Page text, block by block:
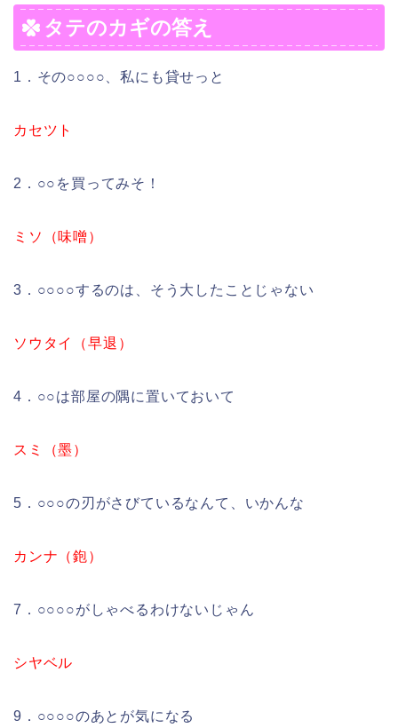
タテのカギの答え
1．その○○○○、私にも貸せっと
カセツト
2．○○を買ってみそ！
ミソ（味噌）
3．○○○○するのは、そう大したことじゃない
ソウタイ（早退）
4．○○は部屋の隅に置いておいて
スミ（墨）
5．○○○の刃がさびているなんて、いかんな
カンナ（鉋）
7．○○○○がしゃべるわけないじゃん
シヤベル
9．○○○○のあとが気になる